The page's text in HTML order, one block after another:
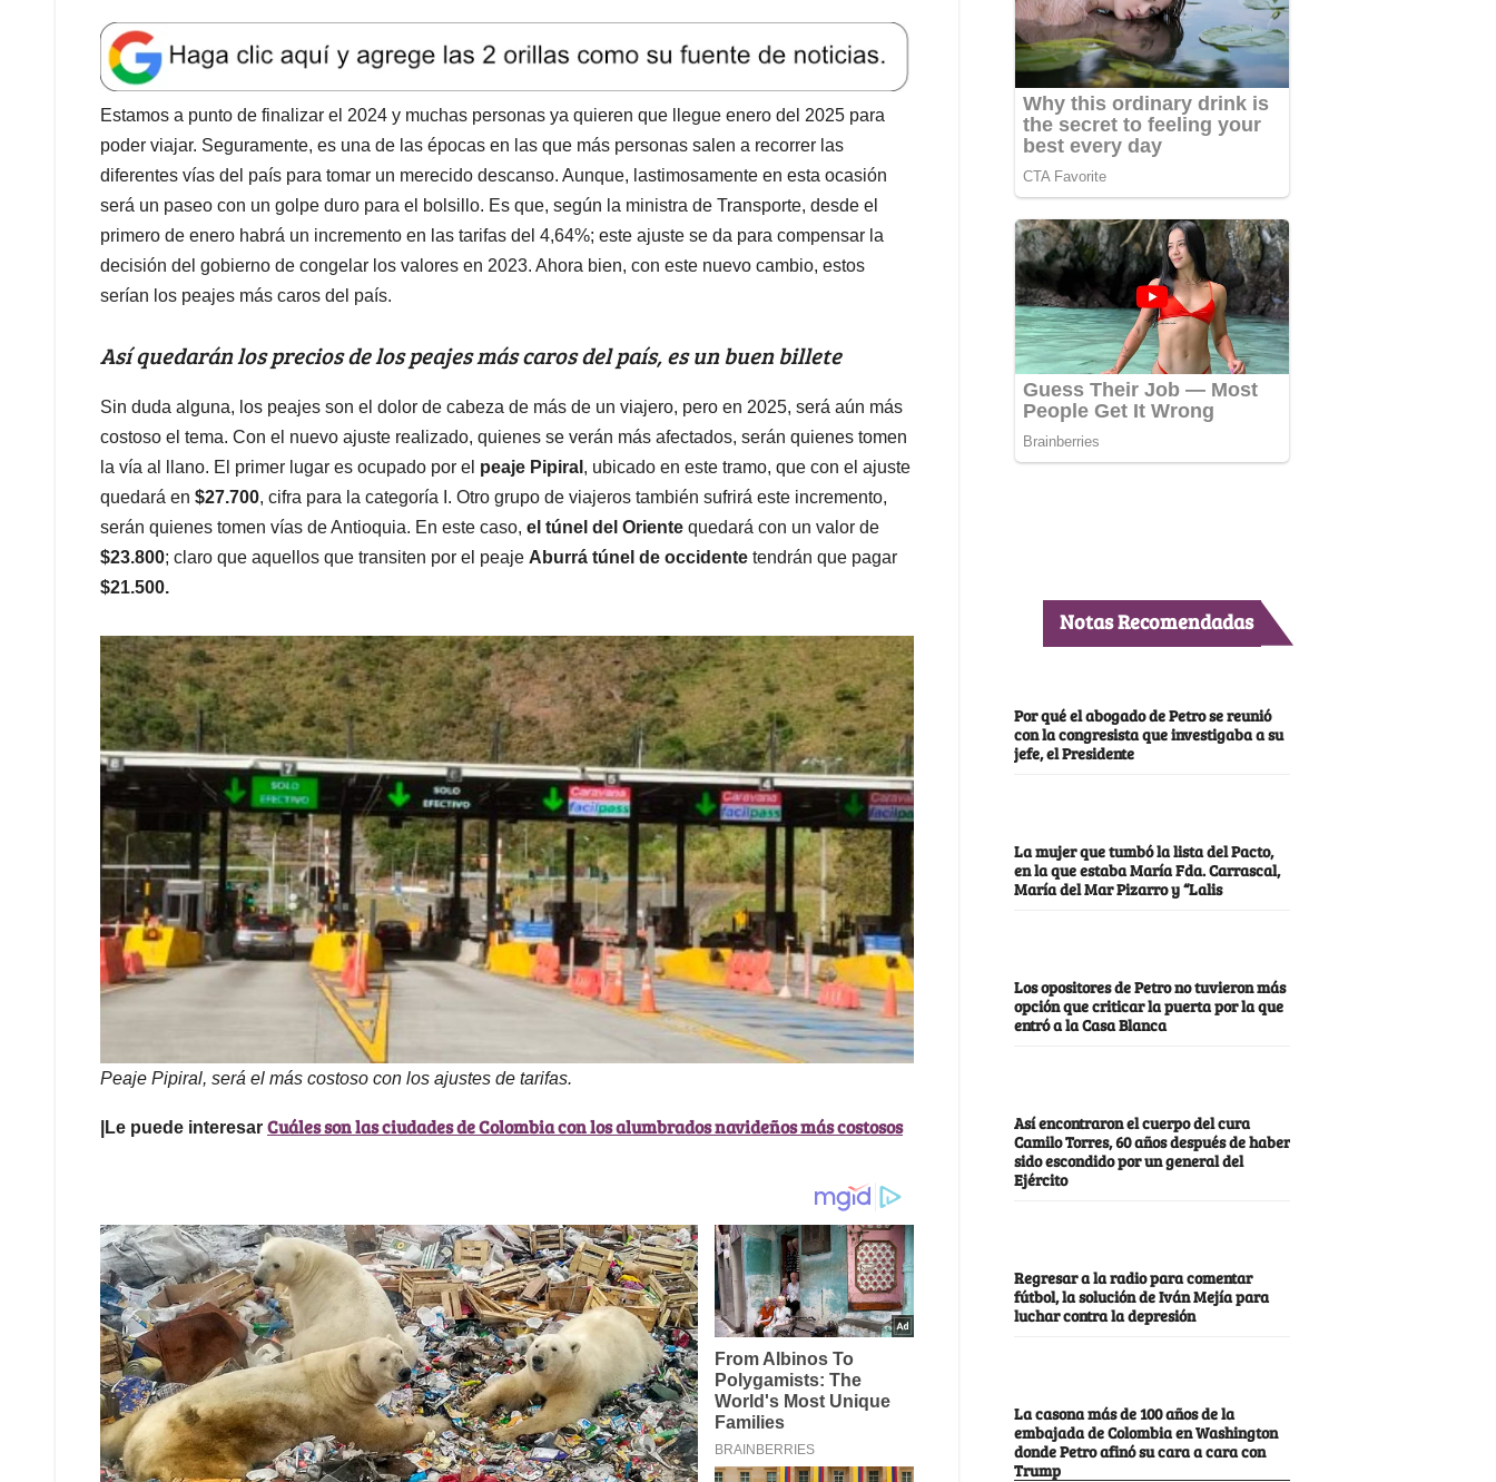
a
t
s
A
p
p
e
b
o
o
k
k
e
d
I
n
l
e
a
d
s
Estamos a punto de finalizar el 2024 y muchas personas ya quieren que llegue enero del 2025 para
poder viajar. Seguramente, es una de las épocas en las que más personas salen a recorrer las
diferentes vías del país para tomar un merecido descanso. Aunque, lastimosamente en esta ocasión
será un paseo con un golpe duro para el bolsillo. Es que, según la ministra de Transporte, desde el
primero de enero habrá un incremento en las tarifas del 4,64%; este ajuste se da para compensar la
decisión del gobierno de congelar los valores en 2023. Ahora bien, con este nuevo cambio, estos
serían los peajes más caros del país.
Así quedarán los precios de los peajes más caros del país, es un buen billete
Sin duda alguna, los peajes son el dolor de cabeza de más de un viajero, pero en 2025, será aún más
costoso el tema. Con el nuevo ajuste realizado, quienes se verán más afectados, serán quienes tomen
la vía al llano. El primer lugar es ocupado por el peaje Pipiral , ubicado en este tramo, que con el ajuste
quedará en $27.700, cifra para la categoría I. Otro grupo de viajeros también sufrirá este incremento,
serán quienes tomen vías de Antioquia. En este caso, el túnel del Oriente quedará con un valor de
$23.800; claro que aquellos que transiten por el peaje Aburrá túnel de occidente tendrán que pagar
$21.500.
Peaje Pipiral, será el más costoso con los ajustes de tarifas.
|Le puede interesar Cuáles son las ciudades de Colombia con los alumbrados navideños más costosos
Notas Recomendadas
Por qué el abogado de Petro se reunió
con la congresista que investigaba a su
jefe, el Presidente
La mujer que tumbó la lista del Pacto,
en la que estaba María Fda. Carrascal,
María del Mar Pizarro y “Lalis
Los opositores de Petro no tuvieron más
opción que criticar la puerta por la que
entró a la Casa Blanca
Así encontraron el cuerpo del cura
Camilo Torres, 60 años después de haber
sido escondido por un general del
Ejército
Regresar a la radio para comentar
fútbol, la solución de Iván Mejía para
luchar contra la depresión
La casona más de 100 años de la
embajada de Colombia en Washington
donde Petro afinó su cara a cara con
Trump